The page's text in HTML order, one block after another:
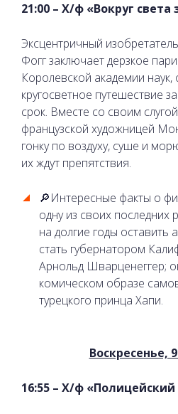
21:00 – Х/ф «Вокруг света
Эксцентричный
Фогг заключает дерзкое
Королевской академии
кругосветное путешествие
срок. Вместе со своим
французской художницей
гонку по воздуху, суше и
их ждут препятствия.
🔎Интересные факты о
одну из своих последних
на долгие годы оставить
стать губернатором
Арнольд Шварценеггер;
комическом образе
турецкого принца Хапи.
Воскресенье,
16:55 – Х/ф